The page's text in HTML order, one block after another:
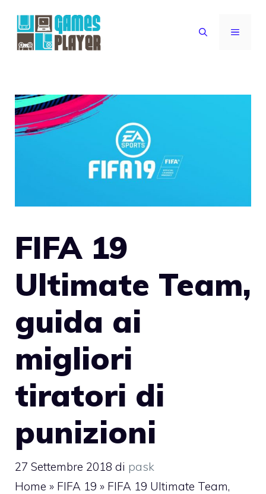
contenuto
MENU
FIFA 19
Ultimate Team,
guida ai
migliori
tiratori di
punizioni
27 Settembre 2018 di pask
Home » FIFA 19 » FIFA 19 Ultimate Team,